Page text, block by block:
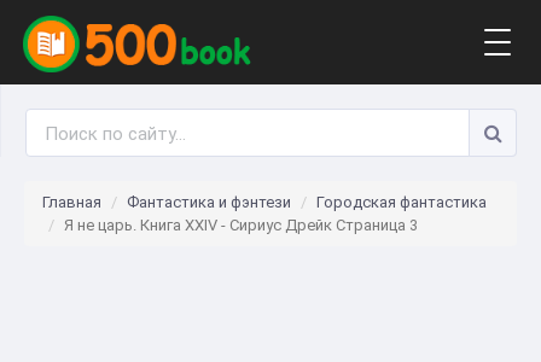
Главная Фантастика и фэнтези
Городская фантастика
Я не царь. Книга XXIV - Сириус Дрейк Страница 3